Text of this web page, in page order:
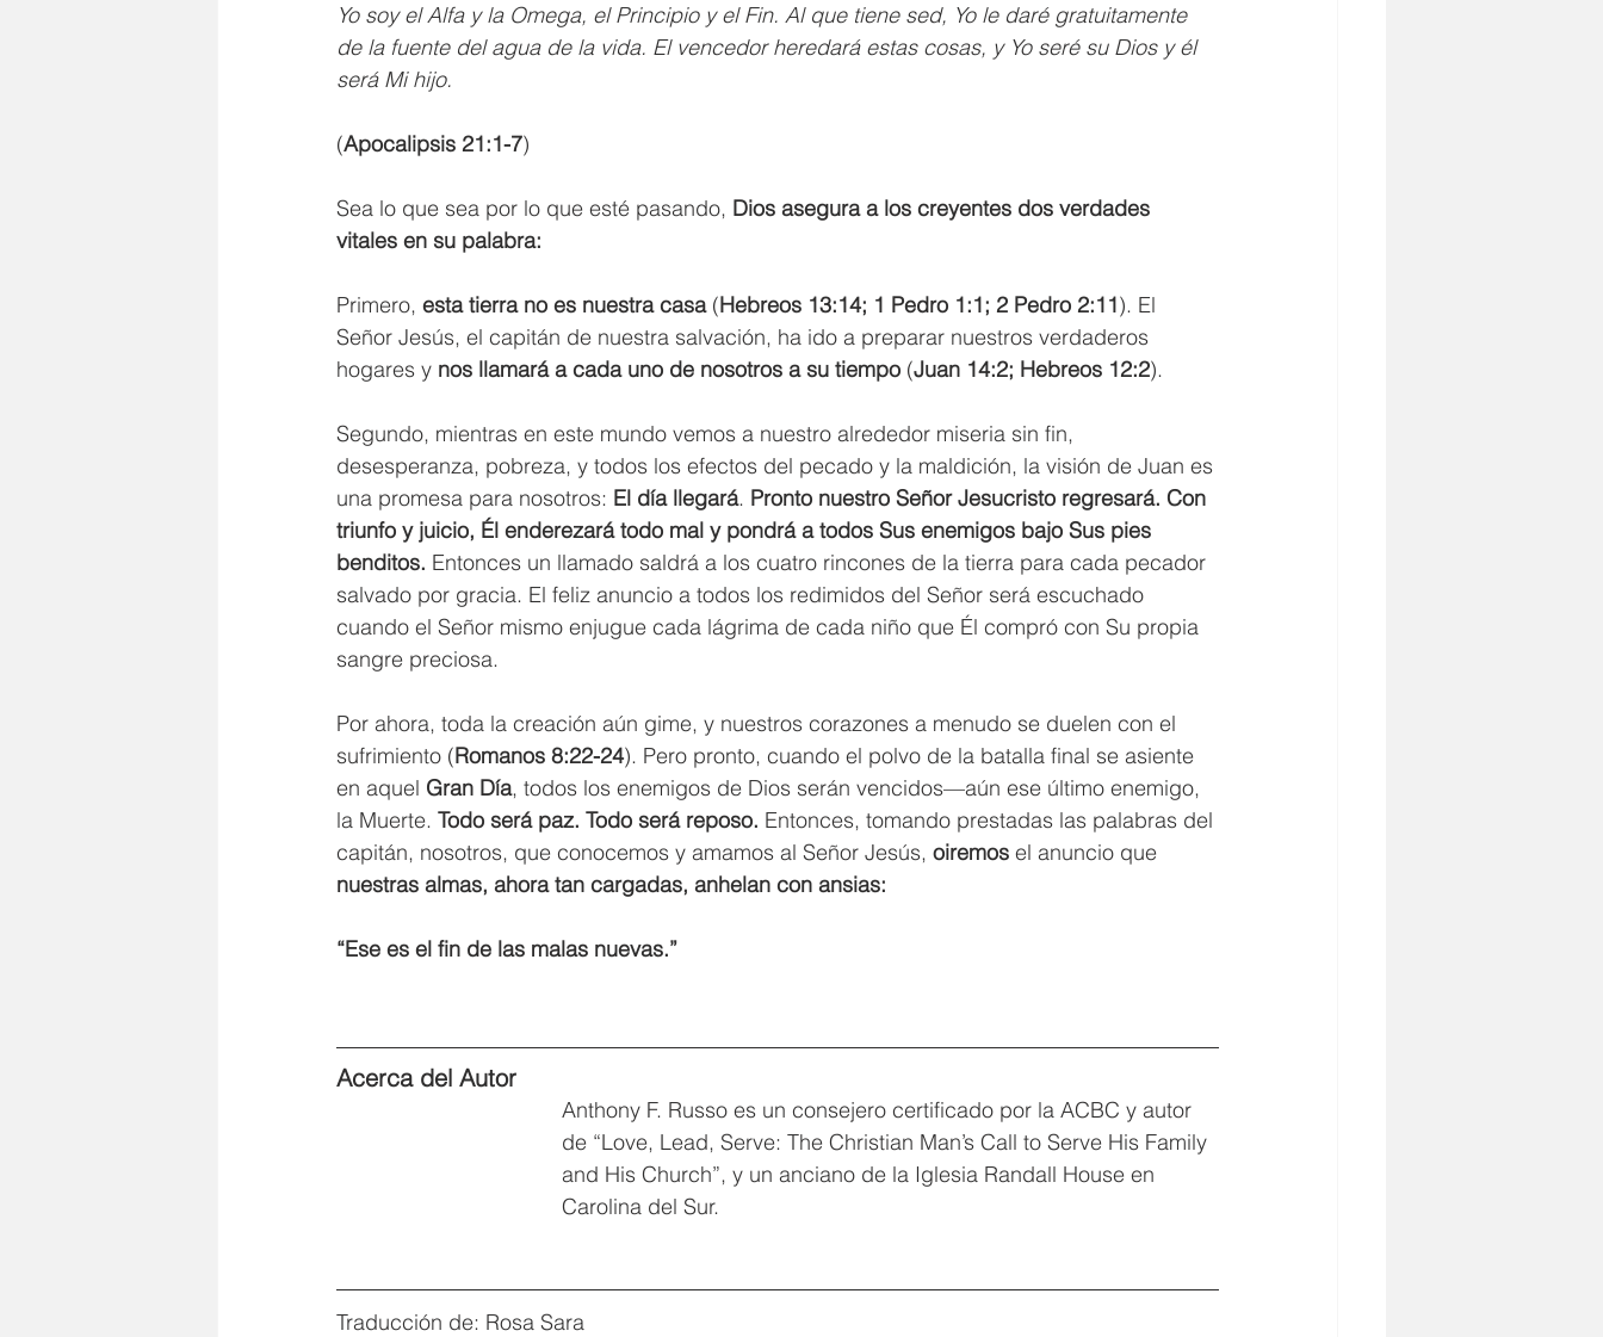
Yo soy el Alfa y la Omega, el Principio y el Fin. Al que tiene sed, Yo le daré gratuitamente
de la fuente del agua de la vida. El vencedor heredará estas cosas, y Yo seré su Dios y él
será Mi hijo.
(Apocalipsis 21:1-7)
Sea lo que sea por lo que esté pasando, Dios asegura a los creyentes dos verdades
vitales en su palabra:
Primero, esta tierra no es nuestra casa (Hebreos 13:14; 1 Pedro 1:1; 2 Pedro 2:11). El
Señor Jesús, el capitán de nuestra salvación, ha ido a preparar nuestros verdaderos
hogares y nos llamará a cada uno de nosotros a su tiempo (Juan 14:2; Hebreos 12:2).
Segundo, mientras en este mundo vemos a nuestro alrededor miseria sin fin,
desesperanza, pobreza, y todos los efectos del pecado y la maldición, la visión de Juan es
una promesa para nosotros: El día llegará. Pronto nuestro Señor Jesucristo regresará. Con
triunfo y juicio, Él enderezará todo mal y pondrá a todos Sus enemigos bajo Sus pies
benditos. Entonces un llamado saldrá a los cuatro rincones de la tierra para cada pecador
salvado por gracia. El feliz anuncio a todos los redimidos del Señor será escuchado
cuando el Señor mismo enjugue cada lágrima de cada niño que Él compró con Su propia
sangre preciosa.
Por ahora, toda la creación aún gime, y nuestros corazones a menudo se duelen con el
sufrimiento (Romanos 8:22-24). Pero pronto, cuando el polvo de la batalla final se asiente
en aquel Gran Día, todos los enemigos de Dios serán vencidos—aún ese último enemigo,
la Muerte. Todo será paz. Todo será reposo. Entonces, tomando prestadas las palabras del
capitán, nosotros, que conocemos y amamos al Señor Jesús, oiremos el anuncio que
nuestras almas, ahora tan cargadas, anhelan con ansias:
“Ese es el fin de las malas nuevas.”
Acerca del Autor
Anthony F. Russo es un consejero certificado por la ACBC y autor
de “Love, Lead, Serve: The Christian Man’s Call to Serve His Family
and His Church”, y un anciano de la Iglesia Randall House en
Carolina del Sur.
Traducción de: Rosa Sara